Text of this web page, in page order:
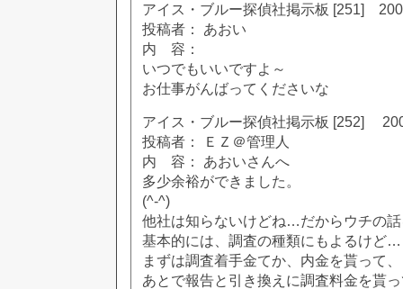
アイス・ブルー探偵社掲示板 [251]
投稿者： あおい
内 容：
いつでもいいですよ～
お仕事がんばってくださいな
アイス・ブルー探偵社掲示板 [252]
投稿者： ＥＺ＠管理人
内 容： あおいさんへ
多少余裕ができました。
(^-^)
他社は知らないけどね…だからウチの
基本的には、調査の種類にもよるけど…
まずは調査着手金てか、内金を貰って、
あとで報告と引き換えに調査料金を貰